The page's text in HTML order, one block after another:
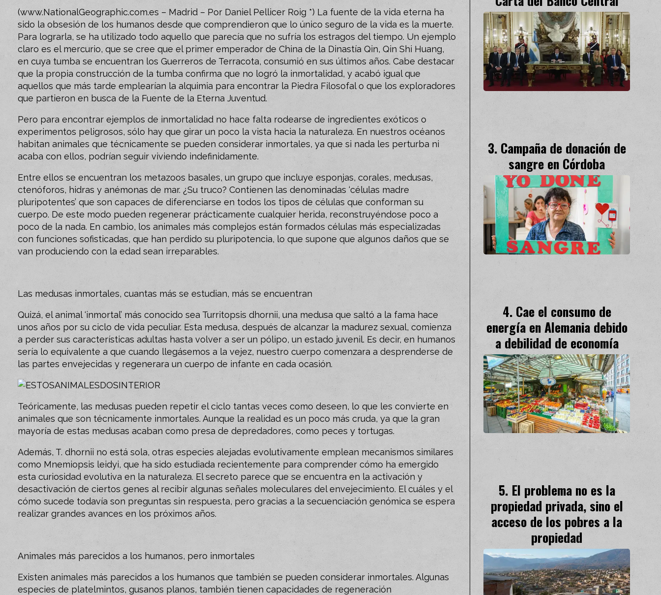
(www.NationalGeographic.com.es – Madrid – Por Daniel Pellicer Roig *) La fuente de la vida eterna ha
sido la obsesión de los humanos desde que comprendieron que lo único seguro de la vida es la muerte.
Para lograrla, se ha utilizado todo aquello que parecía que no sufría los estragos del tiempo. Un ejemplo
claro es el mercurio, que se cree que el primer emperador de China de la Dinastía Qin, Qin Shi Huang,
en cuya tumba se encuentran los Guerreros de Terracota, consumió en sus últimos años. Cabe destacar
que la propia construcción de la tumba confirma que no logró la inmortalidad, y acabó igual que
aquellos que más tarde emplearían la alquimia para encontrar la Piedra Filosofal o que los exploradores
que partieron en busca de la Fuente de la Eterna Juventud.
Pero para encontrar ejemplos de inmortalidad no hace falta rodearse de ingredientes exóticos o
experimentos peligrosos, sólo hay que girar un poco la vista hacia la naturaleza. En nuestros océanos
habitan animales que técnicamente se pueden considerar inmortales, ya que si nada les perturba ni
acaba con ellos, podrían seguir viviendo indefinidamente.
Entre ellos se encuentran los metazoos basales, un grupo que incluye esponjas, corales, medusas,
ctenóforos, hidras y anémonas de mar. ¿Su truco? Contienen las denominadas ‘células madre
pluripotentes’ que son capaces de diferenciarse en todos los tipos de células que conforman su
cuerpo. De este modo pueden regenerar prácticamente cualquier herida, reconstruyéndose poco a
poco de la nada. En cambio, los animales más complejos están formados células más especializadas
con funciones sofisticadas, que han perdido su pluripotencia, lo que supone que algunos daños que se
van produciendo con la edad sean irreparables.
Las medusas inmortales, cuantas más se estudian, más se encuentran
Quizá, el animal ‘inmortal’ más conocido sea Turritopsis dhornii, una medusa que saltó a la fama hace
unos años por su ciclo de vida peculiar. Esta medusa, después de alcanzar la madurez sexual, comienza
a perder sus características adultas hasta volver a ser un pólipo, un estado juvenil. Es decir, en humanos
sería lo equivalente a que cuando llegásemos a la vejez, nuestro cuerpo comenzara a desprenderse de
las partes envejecidas y regenerara un cuerpo de infante en cada ocasión.
Teóricamente, las medusas pueden repetir el ciclo tantas veces como deseen, lo que les convierte en
animales que son técnicamente inmortales. Aunque la realidad es un poco más cruda, ya que la gran
mayoría de estas medusas acaban como presa de depredadores, como peces y tortugas.
Además, T. dhornii no está sola, otras especies alejadas evolutivamente emplean mecanismos similares
como Mnemiopsis leidyi, que ha sido estudiada recientemente para comprender cómo ha emergido
esta curiosidad evolutiva en la naturaleza. El secreto parece que se encuentra en la activación y
desactivación de ciertos genes al recibir algunas señales moleculares del envejecimiento. El cuáles y el
cómo sucede todavía son preguntas sin respuesta, pero gracias a la secuenciación genómica se espera
realizar grandes avances en los próximos años.
Animales más parecidos a los humanos, pero inmortales
Existen animales más parecidos a los humanos que también se pueden considerar inmortales. Algunas
especies de platelmintos, gusanos planos, también tienen capacidades de regeneración
Campaña de donación de
sangre en Córdoba
Cae el consumo de
energía en Alemania debido
a debilidad de economía
El problema no es la
propiedad privada, sino el
acceso de los pobres a la
propiedad